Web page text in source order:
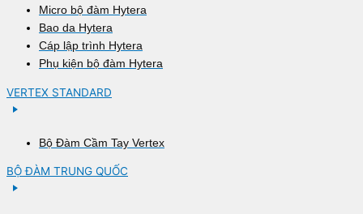
Micro bộ đàm Hytera
Bao da Hytera
Cáp lập trình Hytera
Phụ kiện bộ đàm Hytera
VERTEX STANDARD
Bộ Đàm Cầm Tay Vertex
BỘ ĐÀM TRUNG QUỐC